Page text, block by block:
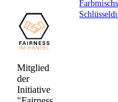
Mitglied
der
Initiative